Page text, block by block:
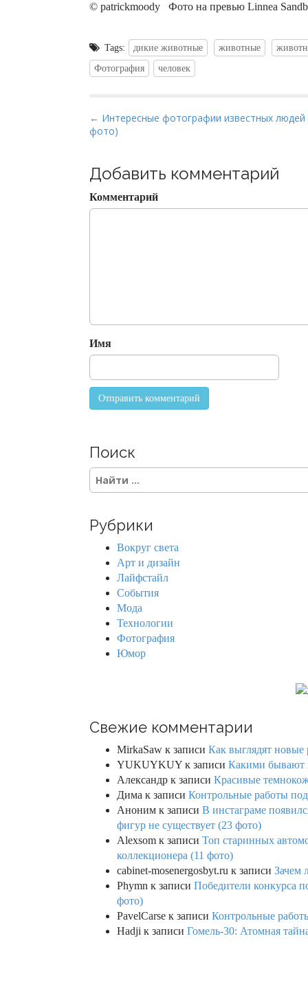
© patrickmoody Фото на превью Linnea
Tags: дикие животные животные
Фотография
человек
P
o
t
n
a
n
← Интересные фотографии известных людей
фото)
Добавить комментарий
Комментарий
Имя
Поиск
S
e
c
Рубрики
Вокруг света
Арт и дизайн
Лайфстайл
События
Мода
Технологии
Фотография
Юмор
Свежие комментарии
MirkaSaw к записи Как выглядят новые
YUKUYKUY к записи Какими бывают
Александр к записи Красивые
Дима к записи Контрольные работы
Аноним к записи В инстаграме
фигур не существует (23 фото)
Alexsom к записи Топ старинных
коллекционера (11 фото)
cabinet-mosenergosbyt.ru к записи Зачем
Phymn к записи Победители конкурса
фото)
PavelCarse к записи Контрольные
Hadji к записи Гомель-30: Атомная